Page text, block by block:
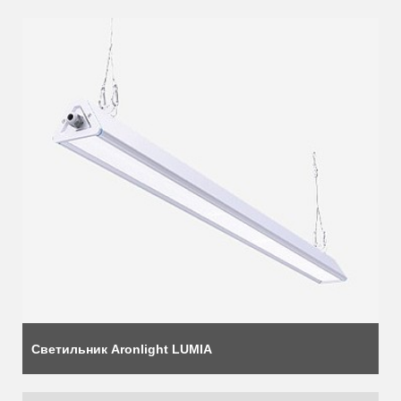
коммерческое потребление энергии до 90%.
Светильник Aronlight LUMIA